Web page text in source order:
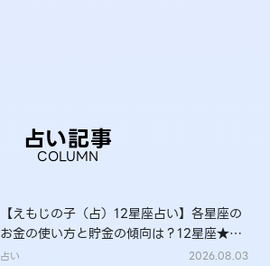
占い記事
COLUMN
【えもじの子（占）12星座占い】各星座の
お金の使い方と貯金の傾向は？12星座★徹
底解説
占い 2026.08.03